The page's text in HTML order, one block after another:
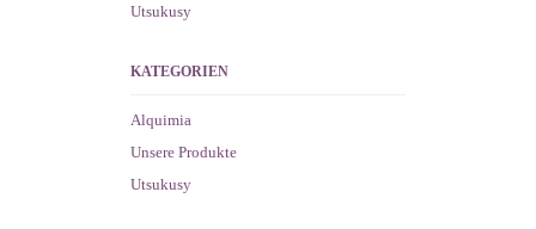
Utsukusy
KATEGORIEN
Alquimia
Unsere Produkte
Utsukusy